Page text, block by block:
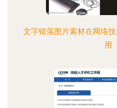
文字错落图片素材在网络
用